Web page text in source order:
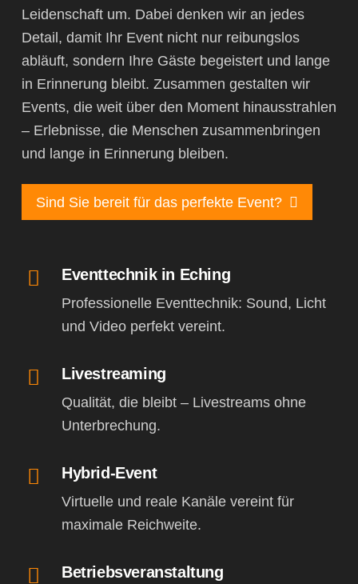
Leidenschaft um. Dabei denken wir an jedes
Detail, damit Ihr Event nicht nur reibungslos
abläuft, sondern Ihre Gäste begeistert und lange
in Erinnerung bleibt. Zusammen gestalten wir
Events, die weit über den Moment hinausstrahlen
– Erlebnisse, die Menschen zusammenbringen
und lange in Erinnerung bleiben.
Sind Sie bereit für das perfekte Event?
Eventtechnik in Eching
Professionelle Eventtechnik: Sound, Licht
und Video perfekt vereint.
Livestreaming
Qualität, die bleibt – Livestreams ohne
Unterbrechung.
Hybrid-Event
Virtuelle und reale Kanäle vereint für
maximale Reichweite.
Betriebsveranstaltung